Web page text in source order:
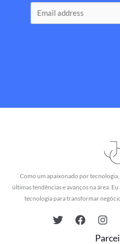
Como um apaixonado por
últimas tendências e avanços na área.
tecnologia para transformar